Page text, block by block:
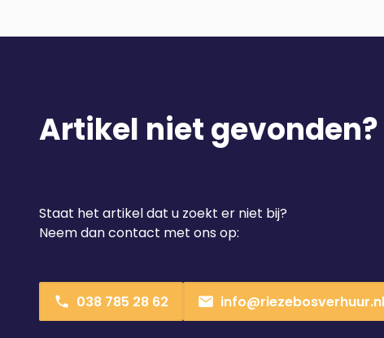
Artikel niet gevonden?
Staat het artikel dat u zoekt er niet bij?
Neem dan contact met ons op:
038 785 28 62 info@riezebosverhuur.nl